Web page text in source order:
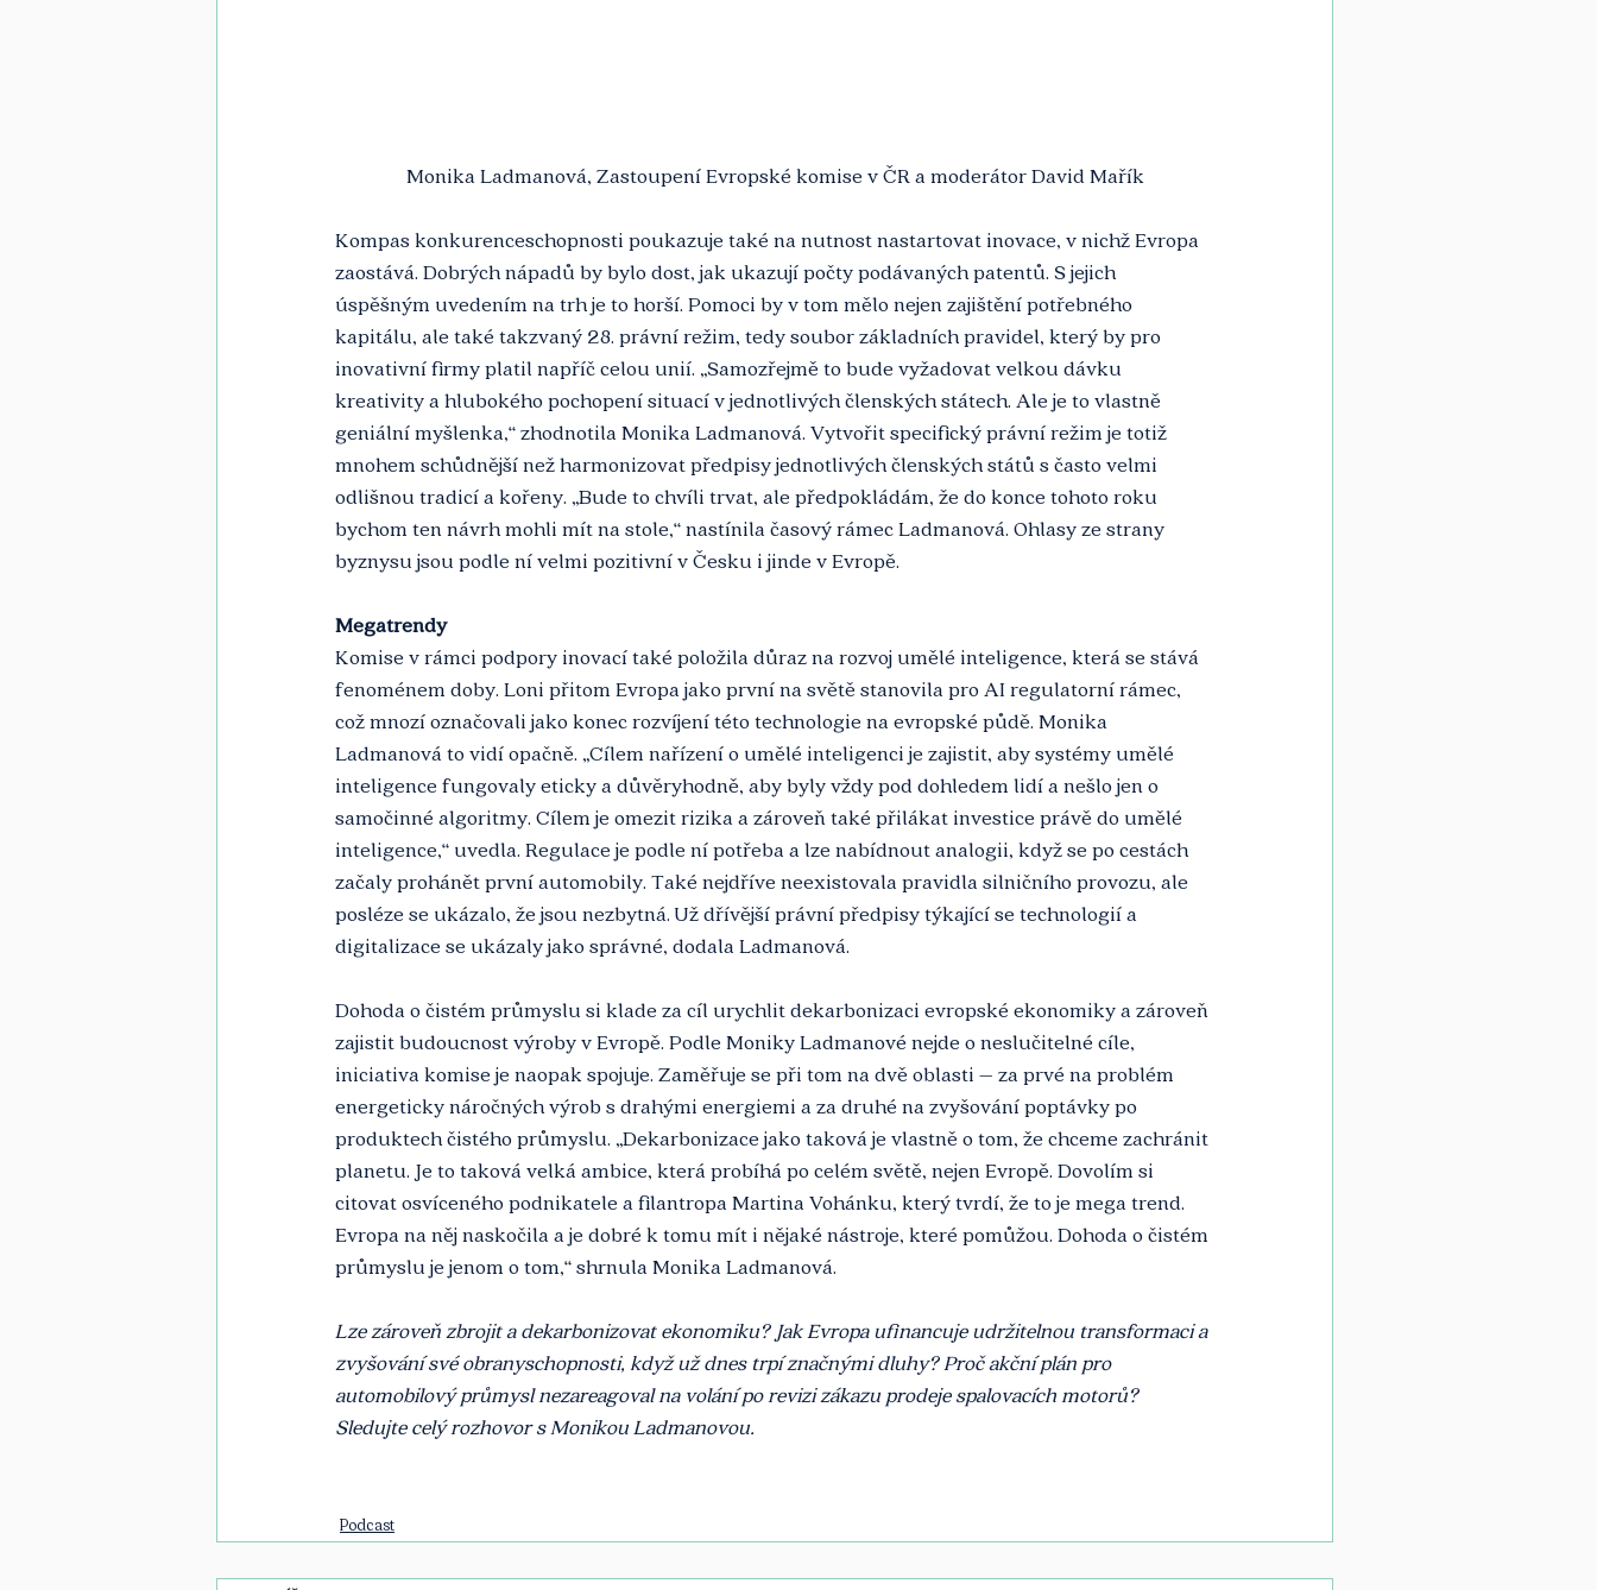
Monika Ladmanová, Zastoupení Evropské komise v ČR a moderátor David Mařík
Kompas konkurenceschopnosti poukazuje také na nutnost nastartovat inovace, v nichž Evropa
zaostává. Dobrých nápadů by bylo dost, jak ukazují počty podávaných patentů. S jejich
úspěšným uvedením na trh je to horší. Pomoci by v tom mělo nejen zajištění potřebného
kapitálu, ale také takzvaný 28. právní režim, tedy soubor základních pravidel, který by pro
inovativní firmy platil napříč celou unií. „Samozřejmě to bude vyžadovat velkou dávku
kreativity a hlubokého pochopení situací v jednotlivých členských státech. Ale je to vlastně
geniální myšlenka,“ zhodnotila Monika Ladmanová. Vytvořit specifický právní režim je totiž
mnohem schůdnější než harmonizovat předpisy jednotlivých členských států s často velmi
odlišnou tradicí a kořeny. „Bude to chvíli trvat, ale předpokládám, že do konce tohoto roku
bychom ten návrh mohli mít na stole,“ nastínila časový rámec Ladmanová. Ohlasy ze strany
byznysu jsou podle ní velmi pozitivní v Česku i jinde v Evropě.
Megatrendy
Komise v rámci podpory inovací také položila důraz na rozvoj umělé inteligence, která se stává
fenoménem doby. Loni přitom Evropa jako první na světě stanovila pro AI regulatorní rámec,
což mnozí označovali jako konec rozvíjení této technologie na evropské půdě. Monika
Ladmanová to vidí opačně. „Cílem nařízení o umělé inteligenci je zajistit, aby systémy umělé
inteligence fungovaly eticky a důvěryhodně, aby byly vždy pod dohledem lidí a nešlo jen o
samočinné algoritmy. Cílem je omezit rizika a zároveň také přilákat investice právě do umělé
inteligence,“ uvedla. Regulace je podle ní potřeba a lze nabídnout analogii, když se po cestách
začaly prohánět první automobily. Také nejdříve neexistovala pravidla silničního provozu, ale
posléze se ukázalo, že jsou nezbytná. Už dřívější právní předpisy týkající se technologií a
digitalizace se ukázaly jako správné, dodala Ladmanová.
Dohoda o čistém průmyslu si klade za cíl urychlit dekarbonizaci evropské ekonomiky a zároveň
zajistit budoucnost výroby v Evropě. Podle Moniky Ladmanové nejde o neslučitelné cíle,
iniciativa komise je naopak spojuje. Zaměřuje se při tom na dvě oblasti – za prvé na problém
energeticky náročných výrob s drahými energiemi a za druhé na zvyšování poptávky po
produktech čistého průmyslu. „Dekarbonizace jako taková je vlastně o tom, že chceme zachránit
planetu. Je to taková velká ambice, která probíhá po celém světě, nejen Evropě. Dovolím si
citovat osvíceného podnikatele a filantropa Martina Vohánku, který tvrdí, že to je mega trend.
Evropa na něj naskočila a je dobré k tomu mít i nějaké nástroje, které pomůžou. Dohoda o čistém
průmyslu je jenom o tom,“ shrnula Monika Ladmanová.
Lze zároveň zbrojit a dekarbonizovat ekonomiku? Jak Evropa ufinancuje udržitelnou transformaci a
zvyšování své obranyschopnosti, když už dnes trpí značnými dluhy? Proč akční plán pro
automobilový průmysl nezareagoval na volání po revizi zákazu prodeje spalovacích motorů?
Sledujte celý rozhovor s Monikou Ladmanovou.
Podcast